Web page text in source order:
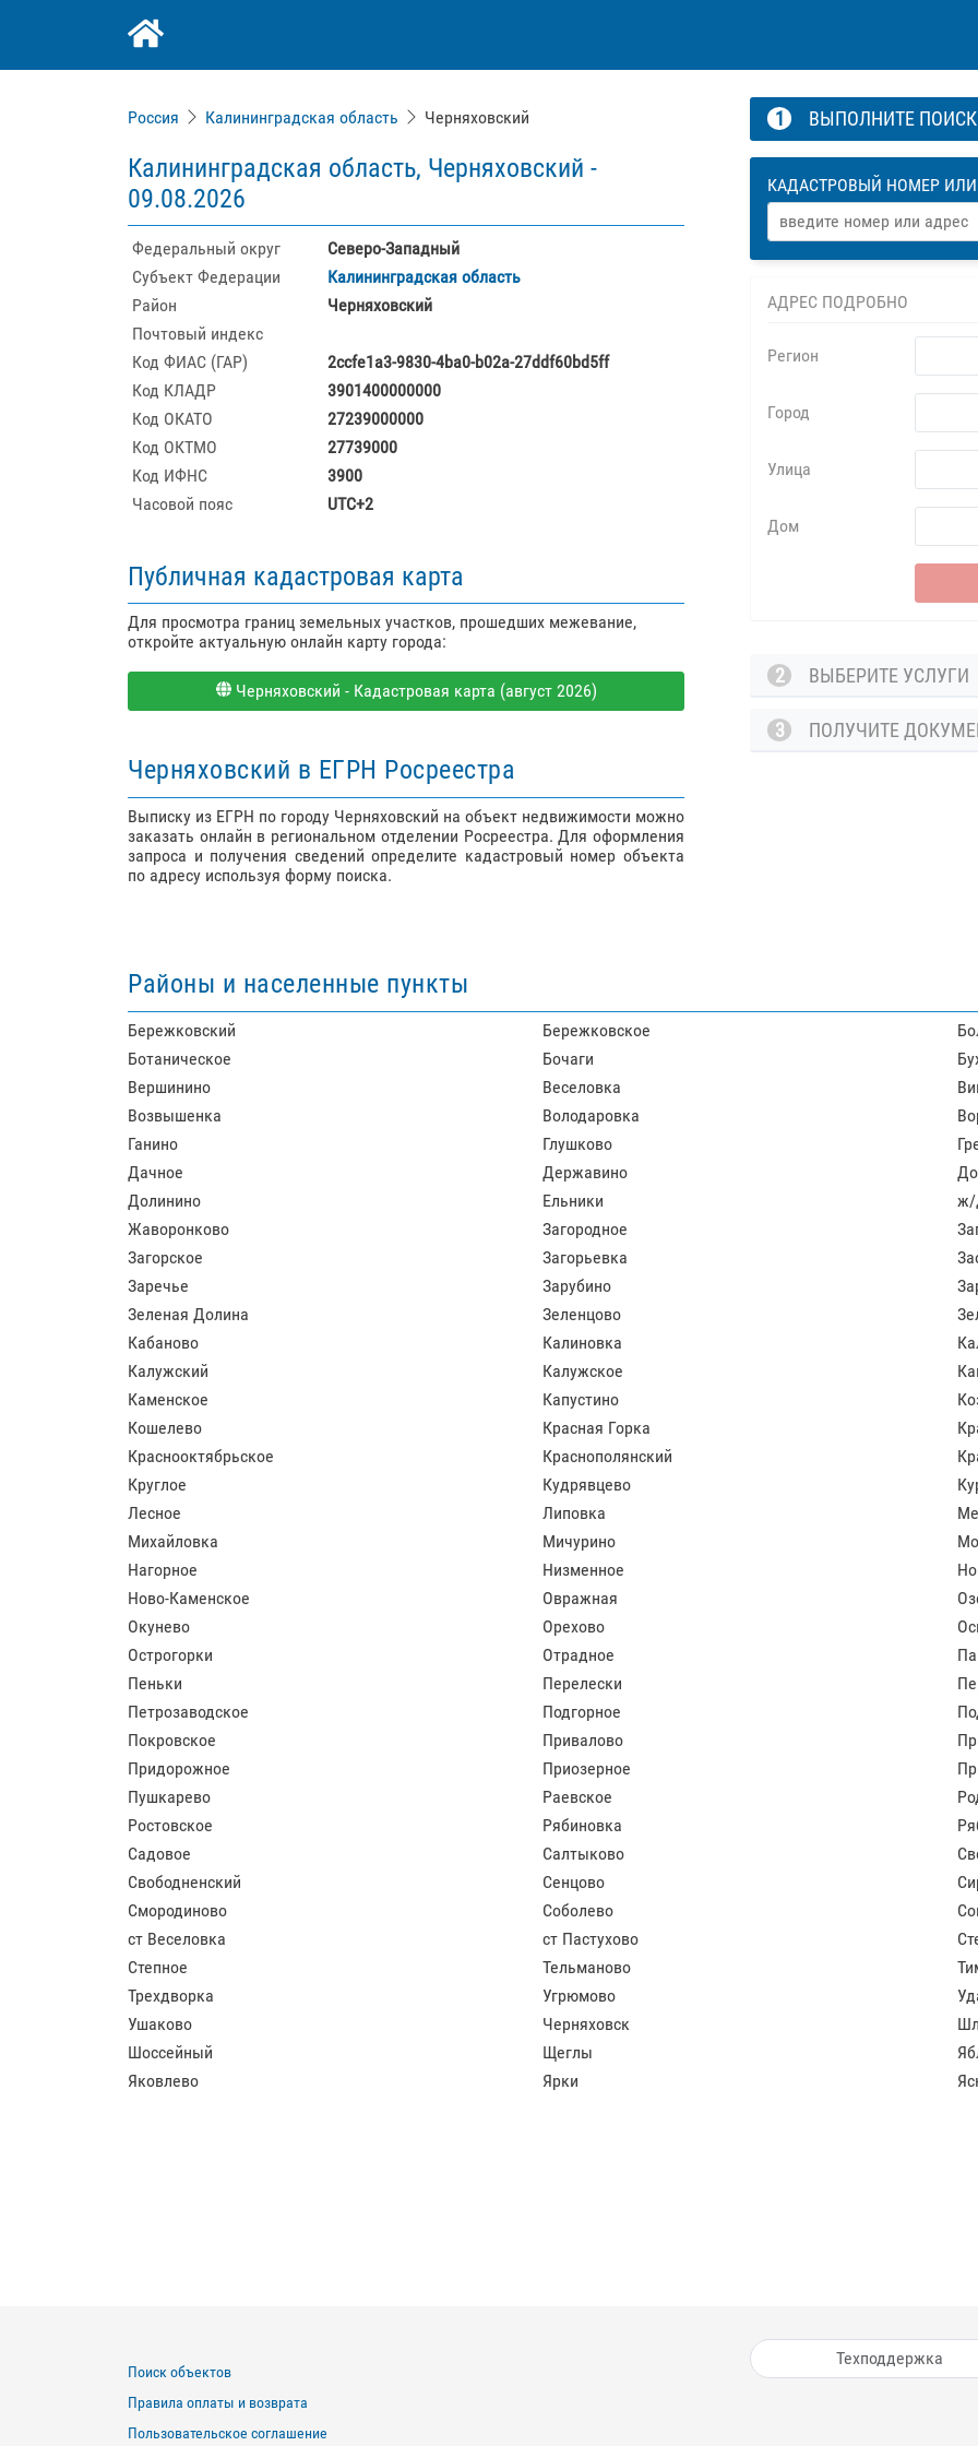
Россия Калининградская область Черняховский
Калининградская область, Черняховский -
09.08.2026
Федеральный округ
Северо-Западный
Субъект Федерации
Калининградская область
Район
Черняховский
Почтовый индекс
Код ФИАС (ГАР)
2ccfe1a3-9830-4ba0-b02a-27ddf60bd5ff
Код КЛАДР
3901400000000
Код ОКАТО
27239000000
Код ОКТМО
27739000
Код ИФНС
3900
Часовой пояс
UTC+2
Публичная кадастровая карта
Для просмотра границ земельных участков, прошедших межевание,
откройте актуальную онлайн карту города:
Черняховский - Кадастровая карта (август 2026)
Черняховский в ЕГРН Росреестра
Выписку из ЕГРН по городу Черняховский на объект недвижимости можно
заказать онлайн в региональном отделении Росреестра. Для оформления
запроса и получения сведений определите кадастровый номер объекта
по адресу используя форму поиска.
1 ВЫПОЛНИТЕ ПОИСК
КАДАСТРОВЫЙ НОМЕР
АДРЕС ПОДРОБНО
Регион
Город
Улица
Дом
2 ВЫБЕРИТЕ УСЛУГИ
3 ПОЛУЧИТЕ
Районы и населенные пункты
Бережковский Бережковское
Ботаническое
Бочаги
Вершинино
Веселовка
Возвышенка
Володаровка
Ганино
Глушково
Дачное
Державино
Долинино
Ельники
ж/
Жаворонково
Загородное
Загорское
Загорьевка
Заречье
Зарубино
Зеленая Долина
Зеленцово
Кабаново
Калиновка
Калужский
Калужское
Каменское
Капустино
Кошелево
Красная Горка
Краснооктябрьское
Краснополянский
Круглое
Кудрявцево
Лесное
Липовка
Михайловка
Мичурино
Нагорное
Низменное
Ново-Каменское
Овражная
Окунево
Орехово
Острогорки
Отрадное
Пеньки
Перелески
Петрозаводское
Подгорное
Покровское
Привалово
Придорожное
Приозерное
Пушкарево
Раевское
Ростовское
Рябиновка
Садовое
Салтыково
Свободненский
Сенцово
Смородиново
Соболево
ст Веселовка
ст Пастухово
Степное
Тельманово
Трехдворка
Угрюмово
Ушаково
Черняховск
Шоссейный
Щеглы
Яковлево
Ярки
Поиск объектов
Правила оплаты и возврата
Пользовательское соглашение
Техподдержка